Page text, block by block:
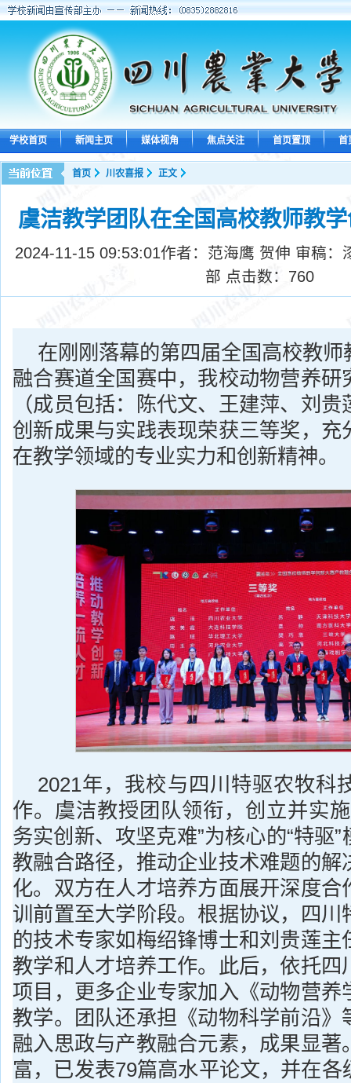
学校首页 新闻主页 媒体视角 焦点关注 首页置顶 首
首页 川农喜报 正文
虞洁教学团队在全国高校教师教
2024-11-15 09:53:01作者：范海鹰 贺伸 审稿：
部 点击数： 760
在刚刚落幕的第四届全国高校教
融合赛道全国赛中，我校动物营养研
（成员包括：陈代文、王建萍、刘
创新成果与实践表现荣获三等奖，充
在教学领域的专业实力和创新精神。
2021年，我校与四川特驱农牧科
作。虞洁教授团队领衔，创立并实
务实创新、攻坚克难”为核心的“特驱
教融合路径，推动企业技术难题的解
化。双方在人才培养方面展开深度合
训前置至大学阶段。根据协议，四川
的技术专家如梅绍锋博士和刘贵莲主
教学和人才培养工作。此后，依托四
项目，更多企业专家加入《动物营养
教学。团队还承担《动物科学前沿》
融入思政与产教融合元素，成果显著
富，已发表79篇高水平论文，并在各